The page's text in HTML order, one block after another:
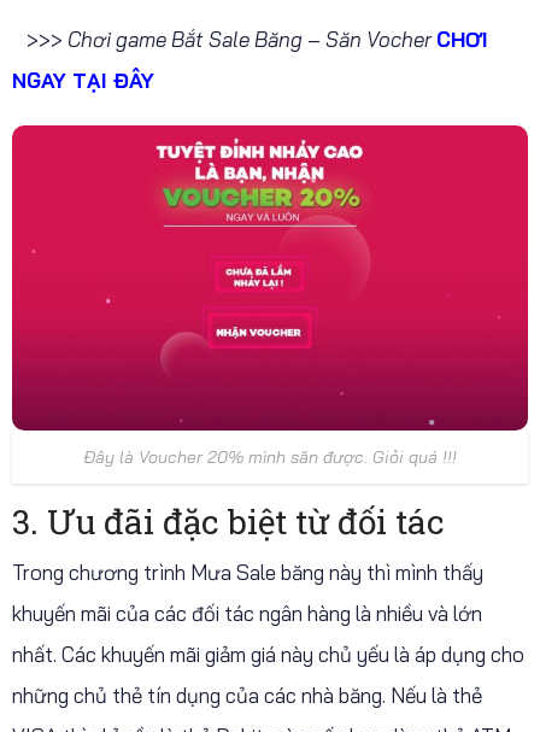
>>> Chơi game Bắt Sale Băng – Săn VocherCHƠI
NGAY TẠI ĐÂY
Đây là Voucher 20% mình săn được. Giỏi quá !!!
3. Ưu đãi đặc biệt từ đối tác
Trong chương trình Mưa Sale băng này thì mình thấy
khuyến mãi của các đối tác ngân hàng là nhiều và lớn
nhất. Các khuyến mãi giảm giá này chủ yếu là áp dụng cho
những chủ thẻ tín dụng của các nhà băng. Nếu là thẻ